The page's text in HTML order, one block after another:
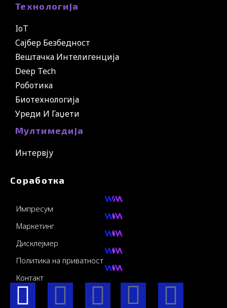
Технологија
IoT
Сајбер Безбедност
Вештачка Интелигенција
Deep Tech
Роботика
Биотехнологија
Уреди И Гаџети
Мултимедија
Интервју
Соработка
Импресум
Маркетинг
Дисклејмер
Политика на приватност
Контакт
F
I
Y
I
L